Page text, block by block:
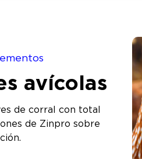
avícolas
de corral con total
de Zinpro sobre